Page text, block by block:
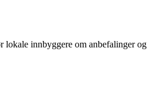
lokale innbyggere om anbefalinger og